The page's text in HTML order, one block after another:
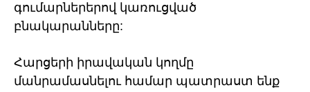
գումարներերով կառուցված
բնակարանները:
Հարցերի իրավական կողմը
մանրամասնելու համար պատրաստ ենք